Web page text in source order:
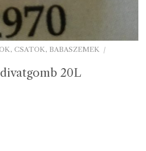
CSATOK, BABASZEMEK /
20L